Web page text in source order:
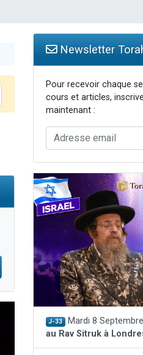
Newsletter
Pour recevoir chaque
cours et articles,
maintenant :
J-33 Mardi 8 Septembre
au Rav Sitruk à